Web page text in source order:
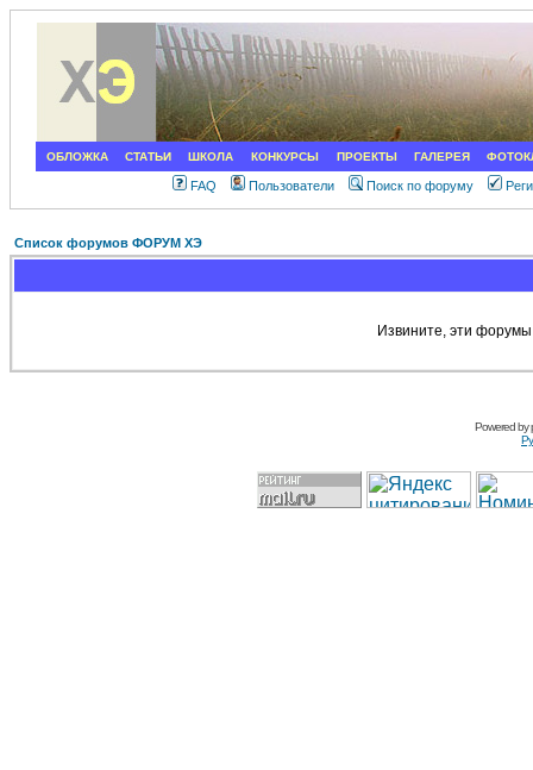
ОБЛОЖКА СТАТЬИ ШКОЛА КОНКУРСЫ ПРОЕКТЫ ГАЛЕРЕЯ
FAQ Пользователи Поиск по форуму
Список форумов ФОРУМ ХЭ
Извините, эти
Powered by